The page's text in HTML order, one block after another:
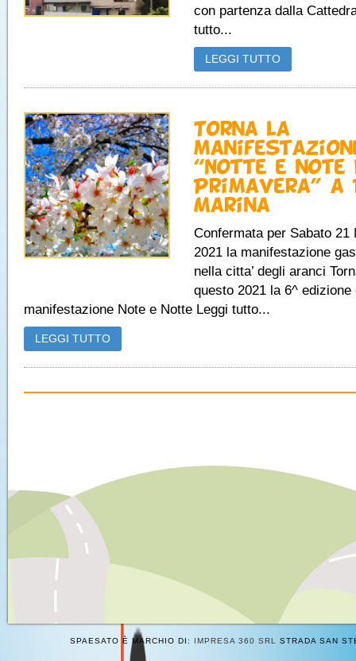
con partenza dalla
tutto...
LEGGI TUTTO
Torna la
“Notte e note
Primavera” a
Marina
Confermata per Sabato 21
2021 la manifestazione
nella citta’ degli aranci
questo 2021 la 6^ edizione
manifestazione Note e Notte Leggi tutto...
LEGGI TUTTO
SPAESATO È MARCHIO DI: IMPRESA 360 SRL STRADA SAN